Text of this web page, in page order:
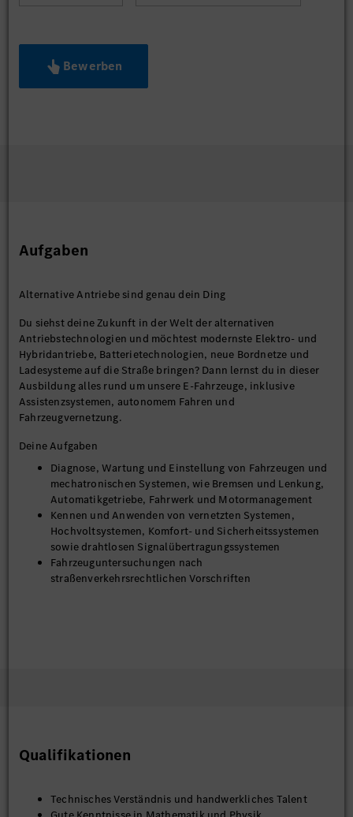
Bewerben
Aufgaben
Alternative Antriebe sind genau dein Ding
Du siehst deine Zukunft in der Welt der alternativen
Antriebstechnologien und möchtest modernste Elektro- und
Hybridantriebe, Batterietechnologien, neue Bordnetze und
Ladesysteme auf die Straße bringen? Dann lernst du in dieser
Ausbildung alles rund um unsere E-Fahrzeuge, inklusive
Assistenzsystemen, autonomem Fahren und
Fahrzeugvernetzung.
Deine Aufgaben
Diagnose, Wartung und Einstellung von Fahrzeugen und
mechatronischen Systemen, wie Bremsen und Lenkung,
Automatikgetriebe, Fahrwerk und Motormanagement
Kennen und Anwenden von vernetzten Systemen,
Hochvoltsystemen, Komfort- und Sicherheitssystemen
sowie drahtlosen Signalübertragungssystemen
Fahrzeuguntersuchungen nach
straßenverkehrsrechtlichen Vorschriften
Qualifikationen
Technisches Verständnis und handwerkliches Talent